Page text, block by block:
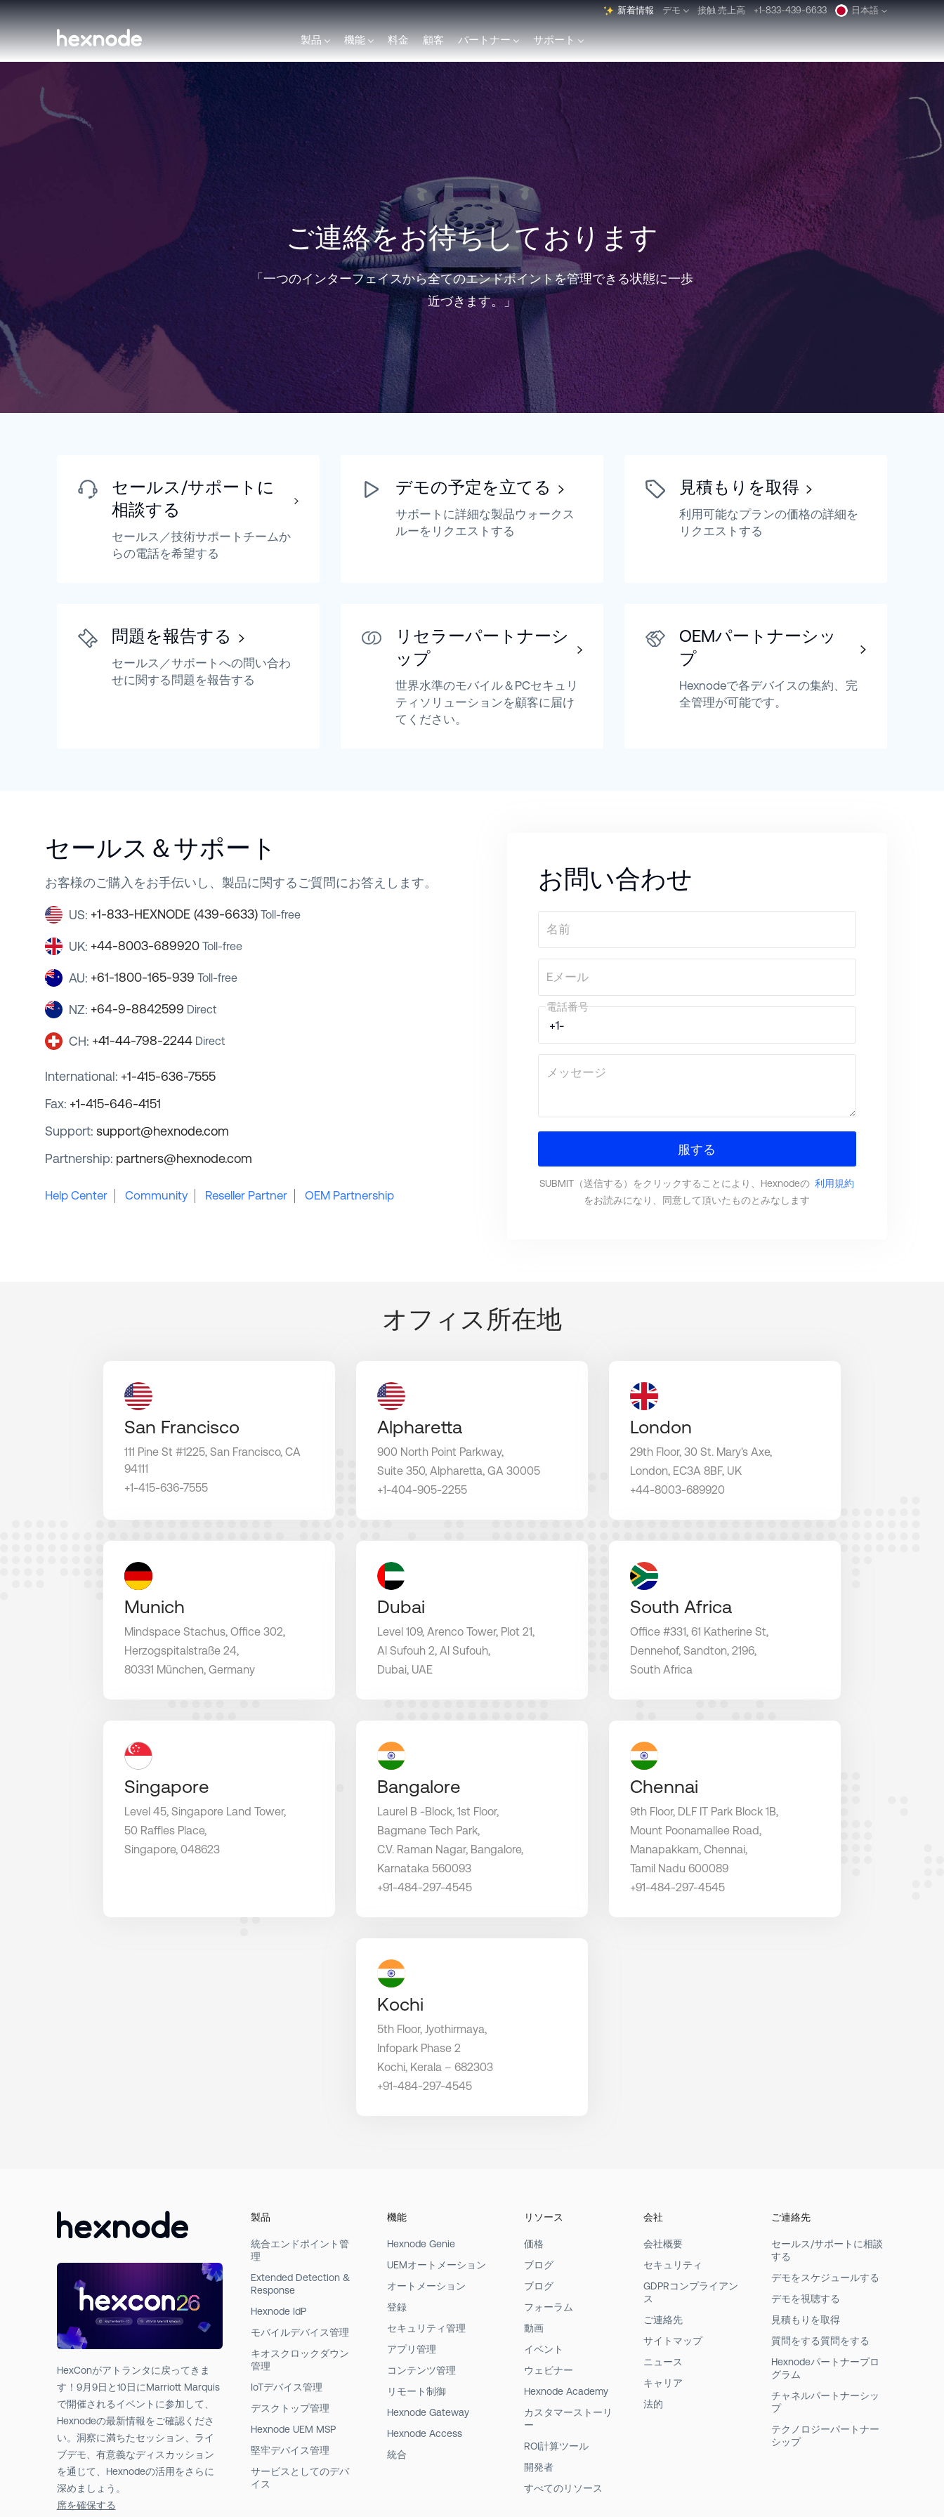
新着情報 デモ 接触 売上高 +1-833-439-6633 日本語
Français Deutsch Español
Pусский Português
Svenska Dansk Nederlands
Italiano
Português (Brasil)
日本語
製品 機能 料金 顧客 パートナー サポート
ご連絡をお待ちしております
「一つのインターフェイスから全てのエンドポイントを管理できる状態に一歩
近づきます。」
セールス/サポートに
相談する
セールス／技術サポートチームか
らの電話を希望する
デモの予定を立てる
サポートに詳細な製品ウォークス
ルーをリクエストする
見積もりを取得
利用可能なプランの価格の詳細を
リクエストする
問題を報告する
セールス／サポートへの問い合わ
せに関する問題を報告する
リセラーパートナーシ
ップ
世界水準のモバイル＆PCセキュリ
ティソリューションを顧客に届け
てください。
OEMパートナーシッ
プ
Hexnodeで各デバイスの集約、完
全管理が可能です。
セールス＆サポート
お客様のご購入をお手伝いし、製品に関するご質問にお答えします。
US: +1-833-HEXNODE (439-6633) Toll-free
UK: +44-8003-689920 Toll-free
AU: +61-1800-165-939 Toll-free
NZ: +64-9-8842599 Direct
CH: +41-44-798-2244 Direct
International: +1-415-636-7555
Fax: +1-415-646-4151
Support: support@hexnode.com
Partnership: partners@hexnode.com
Help Center Community Reseller Partner OEM Partnership
お問い合わせ
名前
Eメール
電話番号
メッセージ
服する
SUBMIT（送信する）をクリックすることにより、Hexnodeの 利用規約
をお読みになり、同意して頂いたものとみなします
オフィス所在地
San Francisco
111 Pine St #1225, San Francisco, CA
94111
+1-415-636-7555
Alpharetta
900 North Point Parkway,
Suite 350, Alpharetta, GA 30005
+1-404-905-2255
London
29th Floor, 30 St. Mary's Axe,
London, EC3A 8BF, UK
+44-8003-689920
Munich
Mindspace Stachus, Office 302,
Herzogspitalstraße 24,
80331 München, Germany
Dubai
Level 109, Arenco Tower, Plot 21,
Al Sufouh 2, Al Sufouh,
Dubai, UAE
South Africa
Office #331, 61 Katherine St,
Dennehof, Sandton, 2196,
South Africa
Singapore
Level 45, Singapore Land Tower,
50 Raffles Place,
Singapore, 048623
Bangalore
Laurel B -Block, 1st Floor,
Bagmane Tech Park,
C.V. Raman Nagar, Bangalore,
Karnataka 560093
+91-484-297-4545
Chennai
9th Floor, DLF IT Park Block 1B,
Mount Poonamallee Road,
Manapakkam, Chennai,
Tamil Nadu 600089
+91-484-297-4545
Kochi
5th Floor, Jyothirmaya,
Infopark Phase 2
Kochi, Kerala – 682303
+91-484-297-4545
HexConがアトランタに戻ってきま
す！9月9日と10日にMarriott Marquis
で開催されるイベントに参加して、
Hexnodeの最新情報をご確認くださ
い。洞察に満ちたセッション、ライ
ブデモ、有意義なディスカッション
を通じて、Hexnodeの活用をさらに
深めましょう。
席を確保する
製品
統合エンドポイント管
理
Extended Detection &
Response
Hexnode IdP
モバイルデバイス管理
キオスクロックダウン
管理
IoTデバイス管理
デスクトップ管理
Hexnode UEM MSP
堅牢デバイス管理
サービスとしてのデバ
イス
機能
Hexnode Genie
UEMオートメーション
オートメーション
登録
セキュリティ管理
アプリ管理
コンテンツ管理
リモート制御
Hexnode Gateway
Hexnode Access
統合
リソース
価格
ブログ
ブログ
フォーラム
動画
イベント
ウェビナー
Hexnode Academy
カスタマーストーリ
ー
ROI計算ツール
開発者
すべてのリソース
会社
会社概要
セキュリティ
GDPRコンプライアン
ス
ご連絡先
サイトマップ
ニュース
キャリア
法的
ご連絡先
セールス/サポートに相談
する
デモをスケジュールする
デモを視聴する
見積もりを取得
質問をする質問をする
Hexnodeパートナープロ
グラム
チャネルパートナーシッ
プ
テクノロジーパートナー
シップ